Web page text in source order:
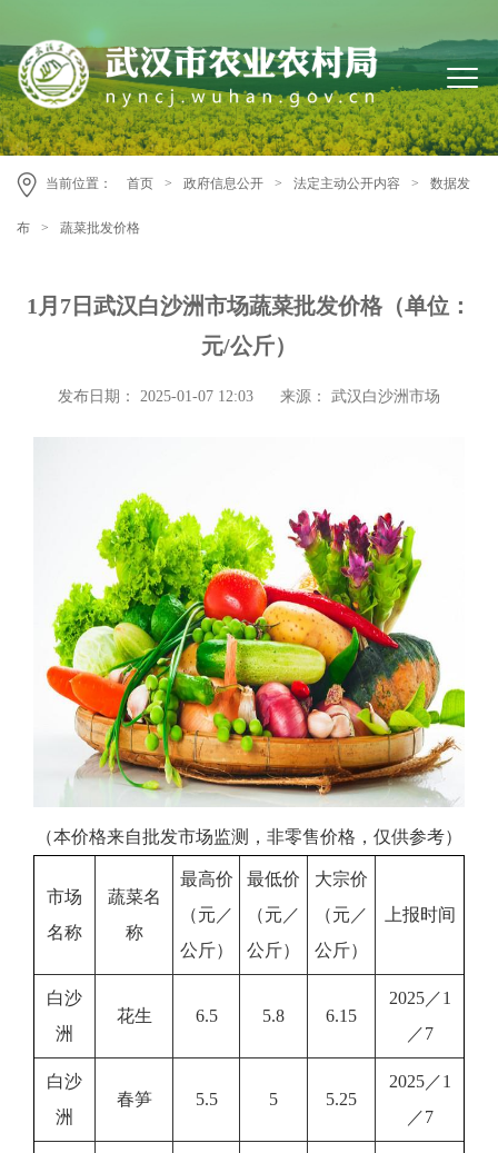
当前位置： 首页 > 政府信息公开 > 法定主动公开内容 > 数据发
布 > 蔬菜批发价格
1月7日武汉白沙洲市场蔬菜批发价格（单位：
元/公斤）
发布日期： 2025-01-07 12:03 来源： 武汉白沙洲市场
（本价格来自批发市场监测，非零售价格，仅供参考）
市场
名称
蔬菜名
称
最高价
（元／
公斤）
最低价
（元／
公斤）
大宗价
（元／
公斤）
上报时间
白沙
洲
花生 6.5 5.8 6.15
2025／1
／7
白沙
洲
春笋 5.5 5 5.25
2025／1
／7